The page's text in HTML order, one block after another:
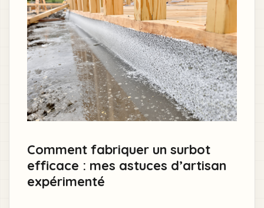
Comment fabriquer un surbot
efficace : mes astuces d’artisan
expérimenté